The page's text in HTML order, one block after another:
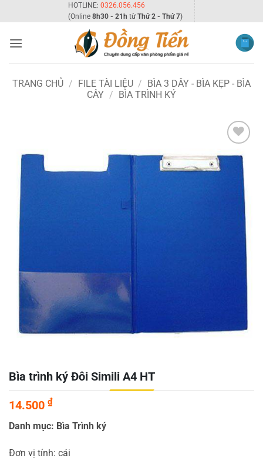
qua
dung
HOTLINE: 0326.056.456
(Online 8h30 - 21h từThứ 2 - Thứ 7)
TRANG CHỦ / FILE TÀI LIỆU / BÌA 3 DÂY - BÌA KẸP - BÌA
CÂY / BÌA TRÌNH KÝ
Add to
wishlist
Bìa trình ký Đôi Simili A4 HT
14.500 ₫
Danh mục: Bìa Trình ký
Đơn vị tính: cái